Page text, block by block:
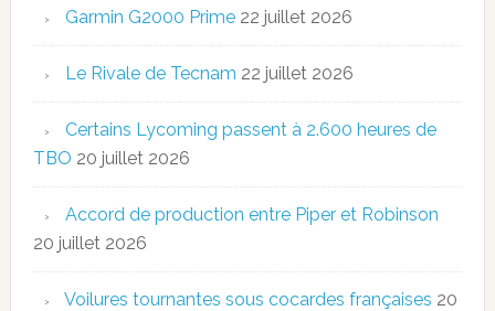
Garmin G2000 Prime 22 juillet 2026
Le Rivale de Tecnam 22 juillet 2026
Certains Lycoming passent à 2.600 heures de
TBO 20 juillet 2026
Accord de production entre Piper et Robinson
20 juillet 2026
Voilures tournantes sous cocardes françaises 20